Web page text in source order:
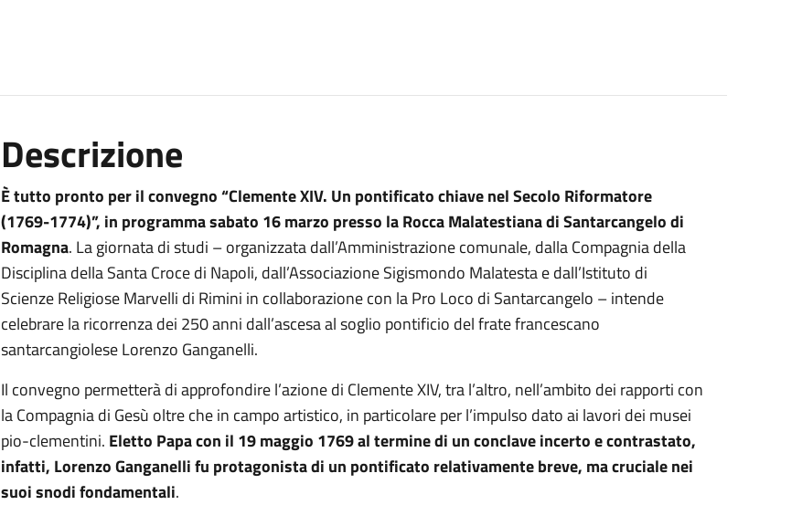
Descrizione
È tutto pronto per il convegno “Clemente XIV. Un pontificato chiave nel Secolo Riformatore
(1769-1774)”, in programma sabato 16 marzo presso la Rocca Malatestiana di Santarcangelo di
Romagna. La giornata di studi – organizzata dall’Amministrazione comunale, dalla Compagnia della
Disciplina della Santa Croce di Napoli, dall’Associazione Sigismondo Malatesta e dall’Istituto di
Scienze Religiose Marvelli di Rimini in collaborazione con la Pro Loco di Santarcangelo – intende
celebrare la ricorrenza dei 250 anni dall’ascesa al soglio pontificio del frate francescano
santarcangiolese Lorenzo Ganganelli.
Il convegno permetterà di approfondire l’azione di Clemente XIV, tra l’altro, nell’ambito dei rapporti con
la Compagnia di Gesù oltre che in campo artistico, in particolare per l’impulso dato ai lavori dei musei
pio-clementini. Eletto Papa con il 19 maggio 1769 al termine di un conclave incerto e contrastato,
infatti, Lorenzo Ganganelli fu protagonista di un pontificato relativamente breve, ma cruciale nei
suoi snodi fondamentali.